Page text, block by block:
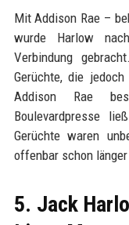
Mit Addison Rae –
wurde Harlow
Verbindung
Gerüchte, die
Addison Rae
Boulevardpresse
Gerüchte waren
offenbar schon
5. Jack